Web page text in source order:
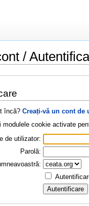
/
încă? Creați-vă un cont de
modulele cookie activate
de utilizator:
Parolă: